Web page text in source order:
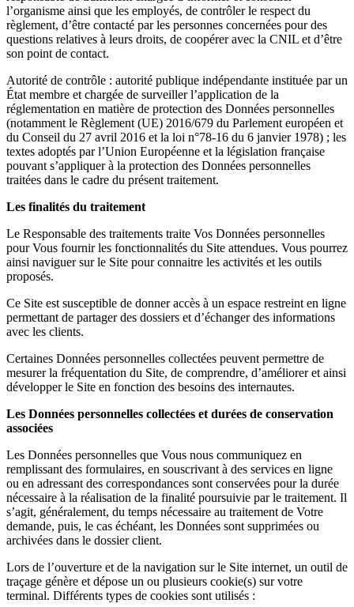
l’organisme ainsi que les employés, de contrôler le respect du
règlement, d’être contacté par les personnes concernées pour des
questions relatives à leurs droits, de coopérer avec la CNIL et d’être
son point de contact.
Autorité de contrôle : autorité publique indépendante instituée par un
État membre et chargée de surveiller l’application de la
réglementation en matière de protection des Données personnelles
(notamment le Règlement (UE) 2016/679 du Parlement européen et
du Conseil du 27 avril 2016 et la loi n°78-16 du 6 janvier 1978) ; les
textes adoptés par l’Union Européenne et la législation française
pouvant s’appliquer à la protection des Données personnelles
traitées dans le cadre du présent traitement.
Les finalités du traitement
Le Responsable des traitements traite Vos Données personnelles
pour Vous fournir les fonctionnalités du Site attendues. Vous pourrez
ainsi naviguer sur le Site pour connaitre les activités et les outils
proposés.
Ce Site est susceptible de donner accès à un espace restreint en ligne
permettant de partager des dossiers et d’échanger des informations
avec les clients.
Certaines Données personnelles collectées peuvent permettre de
mesurer la fréquentation du Site, de comprendre, d’améliorer et ainsi
développer le Site en fonction des besoins des internautes.
Les Données personnelles collectées et durées de conservation
associées
Les Données personnelles que Vous nous communiquez en
remplissant des formulaires, en souscrivant à des services en ligne
ou en adressant des correspondances sont conservées pour la durée
nécessaire à la réalisation de la finalité poursuivie par le traitement. Il
s’agit, généralement, du temps nécessaire au traitement de Votre
demande, puis, le cas échéant, les Données sont supprimées ou
archivées dans le dossier client.
Lors de l’ouverture et de la navigation sur le Site internet, un outil de
traçage génère et dépose un ou plusieurs cookie(s) sur votre
terminal. Différents types de cookies sont utilisés :